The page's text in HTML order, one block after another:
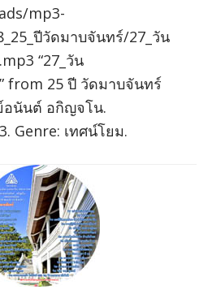
mp3-
ปีวัดมาบจันทร์/27_วัน
“27_วัน
from 25 ปี วัดมาบจันทร์
อนันต์ อกิญจโน.
Genre: เทศน์โยม.